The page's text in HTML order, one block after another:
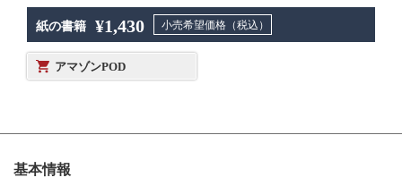
紙の書籍 ¥1,430 小売希望価格（税込）
アマゾンPOD
基本情報